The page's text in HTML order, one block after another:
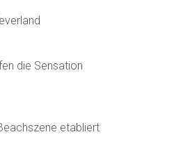
die Sensation
etabliert